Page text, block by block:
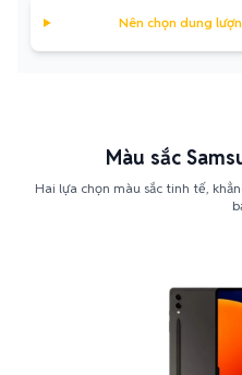
Nên chọn dung
Màu sắc
Hai lựa chọn màu sắc tinh tế,